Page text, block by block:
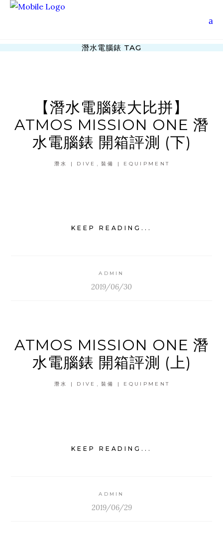
潛水電腦錶 TAG
【潛水電腦錶大比拼】
ATMOS MISSION ONE 潛
水電腦錶 開箱評測 (下)
潛水 | DIVE 裝備 | EQUIPMENT
KEEP READING...
ADMIN
2019/06/30
ATMOS MISSION ONE 潛
水電腦錶 開箱評測 (上)
潛水 | DIVE , 裝備 | EQUIPMENT
KEEP READING...
ADMIN
2019/06/29